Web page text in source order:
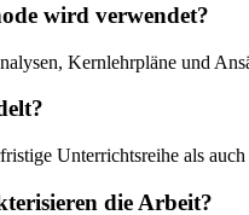
wird verwendet?
Kernlehrpläne und
Unterrichtsreihe als
die Arbeit?